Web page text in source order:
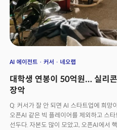
AI 에이전트 커서 네오랩
대학생 연봉이 50억원... 실리콘
장악
Q: 커서가 잘 안 되면 AI 스타트업에 희망
오픈AI 같은 빅 플레이어를 제외하고 스
선두다. 자본도 많이 모았고, 오픈AI에서